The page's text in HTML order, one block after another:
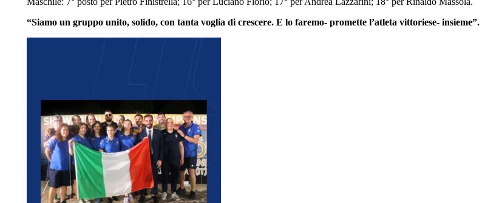
“Siamo un gruppo unito, solido, con tanta voglia di crescere. E lo faremo- promette l’atleta vittoriese- insieme”.